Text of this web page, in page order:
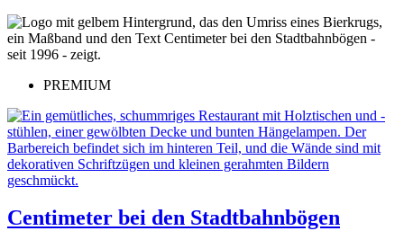
PREMIUM
Centimeter bei den Stadtbahnbögen